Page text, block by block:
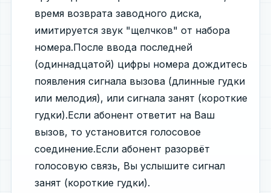
время возврата заводного диска,
имитируется звук "щелчков" от набора
номера.После ввода последней
(одиннадцатой) цифры номера дождитесь
появления сигнала вызова (длинные гудки
или мелодия), или сигнала занят (короткие
гудки).Если абонент ответит на Ваш
вызов, то установится голосовое
соединение.Если абонент разорвёт
голосовую связь, Вы услышите сигнал
занят (короткие гудки).